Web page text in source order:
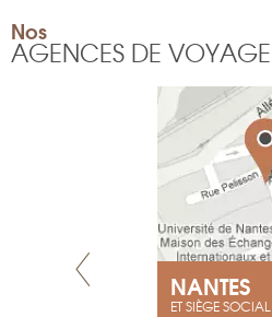
Nos
AGENCES DE VOYAGE
NANTES
ET SIÈGE SOCIAL